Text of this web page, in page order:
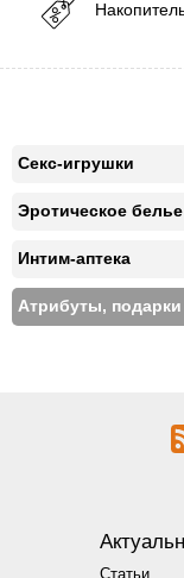
Секс-игрушки
Эротическое белье
Интим-аптека
Атрибуты, подарки
Статьи